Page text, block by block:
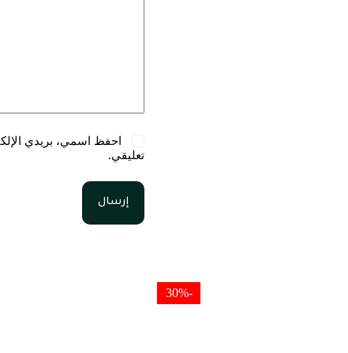
احفظ اسمي، بريدي
تعليقي.
إرسال
-30%